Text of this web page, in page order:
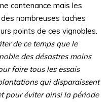
contenance mais les
nombreuses taches
points de ces vignobles.
de ce temps que le
des désastres moins
faire tous les essais
qui disparaissent
pour éviter ainsi la période